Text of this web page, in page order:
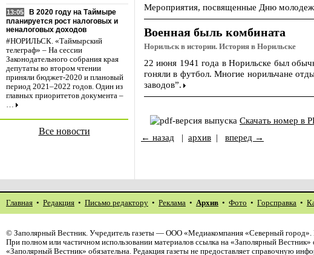
13:05
В 2020 году на Таймыре
планируется рост налоговых и
неналоговых доходов
#НОРИЛЬСК. «Таймырский
телеграф» – На сессии
Законодательного собрания края
депутаты во втором чтении
приняли бюджет-2020 и плановый
период 2021–2022 годов. Один из
главных приоритетов документа –
…
Все новости
Мероприятия, посвященные Дню
Военная быль комбината
Норильск в истории. История в Норильске
22 июня 1941 года в Норильске был
гоняли в футбол. Многие норильчане
заводов”.
Скачать номер в
← назад | архив | вперед →
Главная • Редакция • Письмо редактору • Реклама • Архив • Фото • Горсправка •
© Заполярный Вестник. Учредитель газеты — ООО «Медиакомпания «Северный
При полном или частичном использовании материалов ссылка на «Заполярный
«Заполярный Вестник» обязательна. Редакция газеты не предоставляет справочную